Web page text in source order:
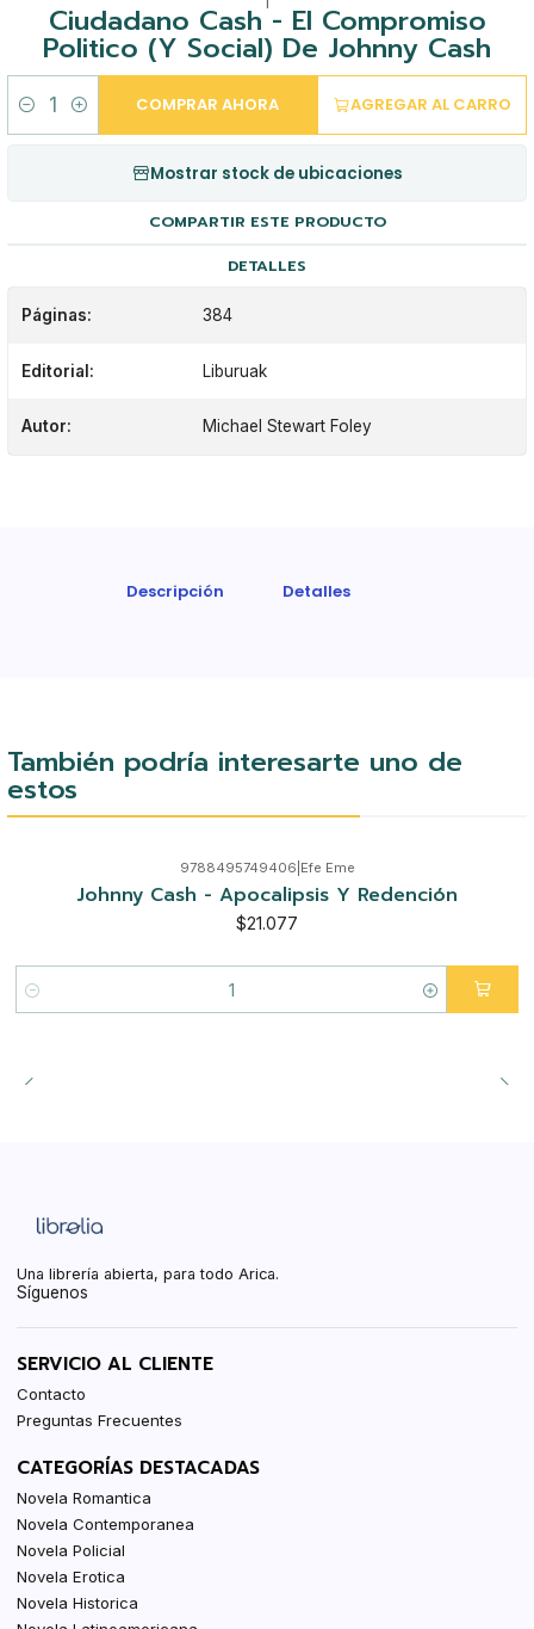
Ciudadano Cash - El Compromiso
Politico (Y Social) De Johnny Cash
Cantidad
AGREGAR AL CARRO
COMPRAR AHORA
Mostrar stock de ubicaciones
COMPARTIR ESTE PRODUCTO
DETALLES
Páginas: 384
Editorial: Liburuak
Autor: Michael Stewart Foley
Descripción Detalles
También podría interesarte uno de
estos
9788495749406 Efe Eme
Johnny Cash - Apocalipsis Y Redención
$21.077
Cantidad
Una librería abierta, para todo Arica.
Síguenos
SERVICIO AL CLIENTE
Contacto
Preguntas Frecuentes
CATEGORÍAS DESTACADAS
Novela Romantica
Novela Contemporanea
Novela Policial
Novela Erotica
Novela Historica